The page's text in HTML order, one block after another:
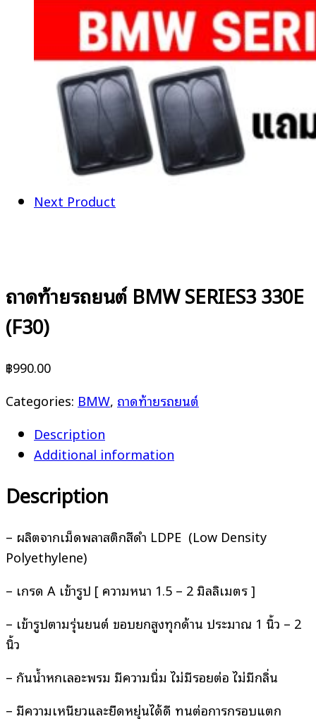
Next Product
ถาดท้ายรถยนต์ BMW SERIES3 330E
(F30)
฿990.00
Categories: BMW, ถาดท้ายรถยนต์
Description
Additional information
Description
– ผลิตจากเม็ดพลาสติกสีดำ LDPE (Low Density
Polyethylene)
– เกรด A เข้ารูป [ ความหนา 1.5 – 2 มิลลิเมตร ]
– เข้ารูปตามรุ่นยนต์ ขอบยกสูงทุกด้าน ประมาณ 1 นิ้ว – 2
นิ้ว
– กันน้ำหกเลอะพรม มีความนิ่ม ไม่มีรอยต่อ ไม่มีกลิ่น
– มีความเหนียวและยืดหยุ่นได้ดี ทนต่อการกรอบแตก